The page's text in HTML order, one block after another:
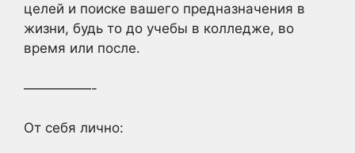
целей и поиске вашего предназначения в
жизни, будь то до учебы в колледже, во
время или после.
—————-
От себя лично: